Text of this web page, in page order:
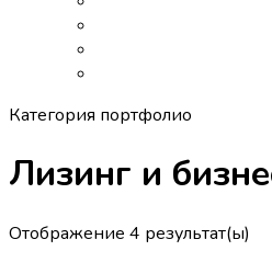
Категория портфолио
Лизинг и
Отображение 4 результат(ы)